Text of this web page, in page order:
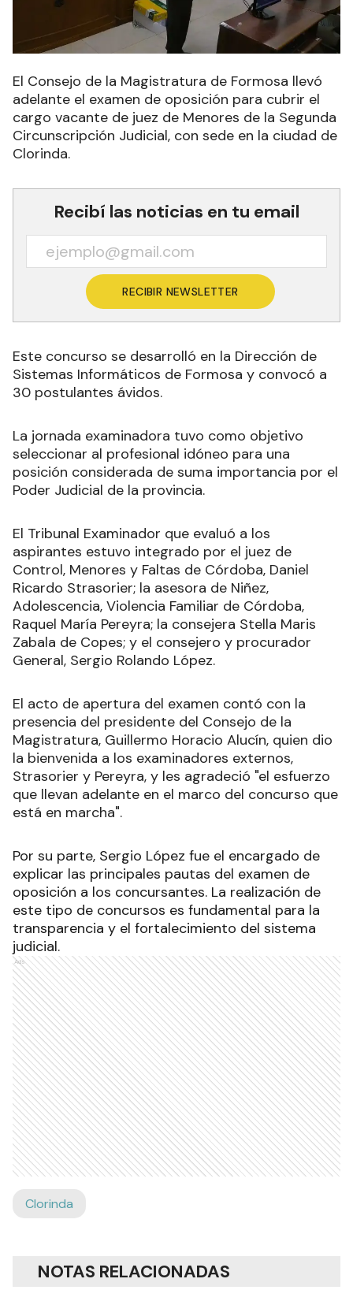
El Consejo de la Magistratura de Formosa llevó
adelante el examen de oposición para cubrir el
cargo vacante de juez de Menores de la Segunda
Circunscripción Judicial, con sede en la ciudad de
Clorinda.
Recibí las noticias en tu email
RECIBIR NEWSLETTER
Este concurso se desarrolló en la Dirección de
Sistemas Informáticos de Formosa y convocó a
30 postulantes ávidos.
La jornada examinadora tuvo como objetivo
seleccionar al profesional idóneo para una
posición considerada de suma importancia por el
Poder Judicial de la provincia.
El Tribunal Examinador que evaluó a los
aspirantes estuvo integrado por el juez de
Control, Menores y Faltas de Córdoba, Daniel
Ricardo Strasorier; la asesora de Niñez,
Adolescencia, Violencia Familiar de Córdoba,
Raquel María Pereyra; la consejera Stella Maris
Zabala de Copes; y el consejero y procurador
General, Sergio Rolando López.
El acto de apertura del examen contó con la
presencia del presidente del Consejo de la
Magistratura, Guillermo Horacio Alucín, quien dio
la bienvenida a los examinadores externos,
Strasorier y Pereyra, y les agradeció "el esfuerzo
que llevan adelante en el marco del concurso que
está en marcha".
Por su parte, Sergio López fue el encargado de
explicar las principales pautas del examen de
oposición a los concursantes. La realización de
este tipo de concursos es fundamental para la
transparencia y el fortalecimiento del sistema
judicial.
Ads
Clorinda
NOTAS RELACIONADAS